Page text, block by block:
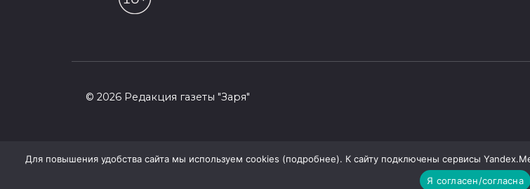
© 2026 Редакция газеты "Заря"
Для повышения удобства сайта мы используем cookies (подробнее). К сайту подключены сервисы
Я согласен/согласна